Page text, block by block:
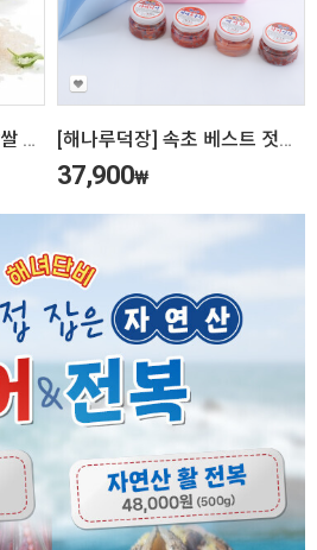
[25년산] 토성농협 황토찹쌀 10kg
[해나루덕장] 속초 베스트 젓갈 4종 선물세트
37,900₩